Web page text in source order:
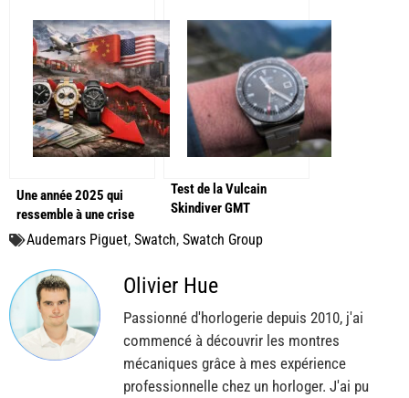
Une année 2025 qui
ressemble à une crise
horlogère
Test de la Vulcain
Skindiver GMT
Audemars Piguet, Swatch, Swatch Group
Olivier Hue
Passionné d'horlogerie depuis 2010, j'ai
commencé à découvrir les montres
mécaniques grâce à mes expérience
professionnelle chez un horloger. J'ai pu